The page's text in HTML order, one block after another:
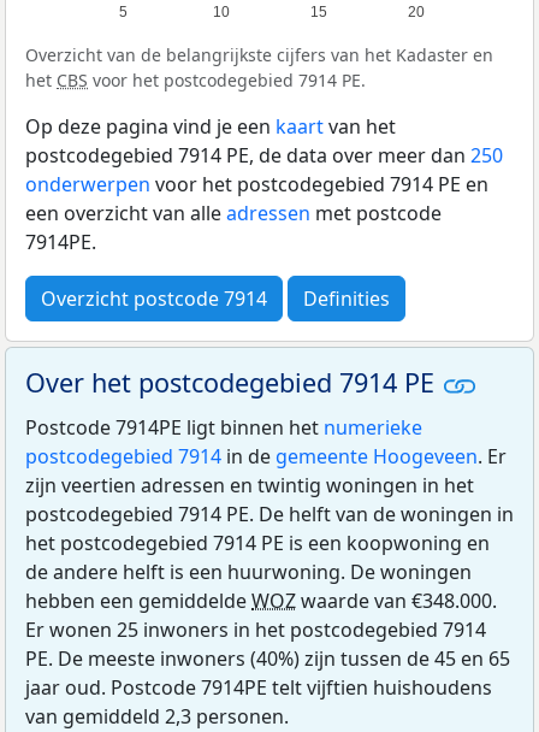
5 10 15 20
Overzicht van de belangrijkste cijfers van het Kadaster en
het CBS voor het postcodegebied 7914 PE.
Op deze pagina vind je een kaartvan het
postcodegebied 7914 PE, de data over meer dan 250
onderwerpen voor het postcodegebied 7914 PE en
een overzicht van alleadressen met postcode
7914PE.
Overzicht postcode 7914 Definities
Over het postcodegebied 7914 PE
Postcode 7914PE ligt binnen het numerieke
postcodegebied 7914 in de gemeente Hoogeveen. Er
zijn veertien adressen en twintig woningen in het
postcodegebied 7914 PE. De helft van de woningen in
het postcodegebied 7914 PE is een koopwoning en
de andere helft is een huurwoning. De woningen
hebben een gemiddeldeWOZwaarde van €348.000.
Er wonen 25 inwoners in het postcodegebied 7914
PE. De meeste inwoners (40%) zijn tussen de 45 en 65
jaar oud. Postcode 7914PE telt vijftien huishoudens
van gemiddeld 2,3 personen.